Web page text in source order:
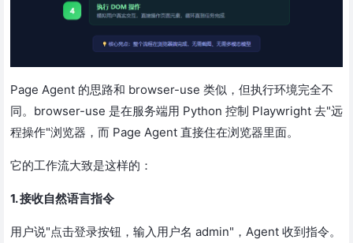
Page Agent 的思路和 browser-use 类似，但执行环境完全不
同。browser-use 是在服务端用 Python 控制 Playwright 去"远
程操作"浏览器，而 Page Agent 直接住在浏览器里面。
它的工作流大致是这样的：
1. 接收自然语言指令
用户说"点击登录按钮，输入用户名 admin"，Agent 收到指令。